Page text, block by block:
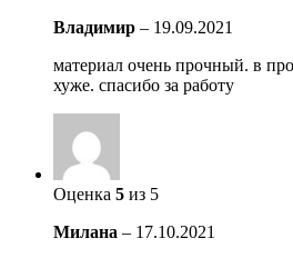
Владимир – 19.09.2021
материал очень прочный. в
хуже. спасибо за работу
Оценка 5 из 5
Милана – 17.10.2021